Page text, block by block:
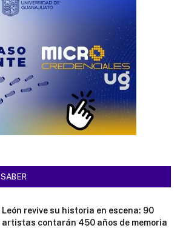
SABER
León revive su historia en escena: 90
artistas contarán 450 años de memoria